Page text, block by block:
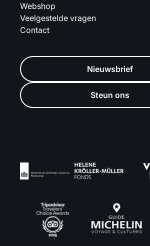
Webshop
Veelgestelde vragen
Contact
Nieuwsbrief
Steun ons